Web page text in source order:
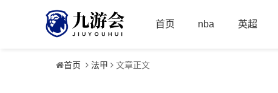
首页 nba 英超
首页 法甲 文章正文